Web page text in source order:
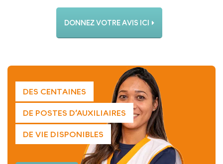
DONNEZ VOTRE AVIS ICI
DES CENTAINES
DE POSTES D’AUXILIAIRES
DE VIE DISPONIBLES